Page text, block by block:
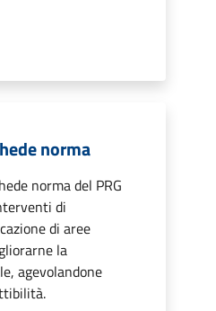
norma
norma del PRG
di
di aree
la
agevolandone